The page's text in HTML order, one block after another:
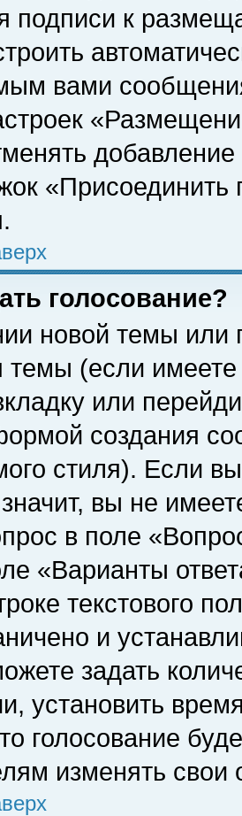
подписи к
вами
«Присоединить
голосование?
новой темы или
(если
или
создания
стиля). Если
вы не
в поле
«Варианты
текстового
и
задать
установить
голосование
изменять свои